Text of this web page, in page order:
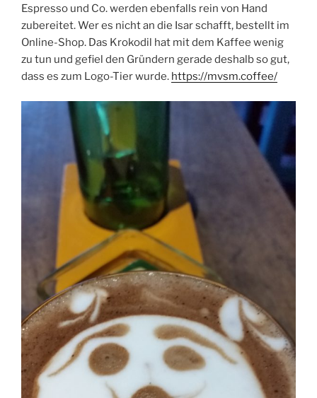
Espresso und Co. werden ebenfalls rein von Hand
zubereitet. Wer es nicht an die Isar schafft, bestellt im
Online-Shop. Das Krokodil hat mit dem Kaffee wenig
zu tun und gefiel den Gründern gerade deshalb so gut,
dass es zum Logo-Tier wurde. https://mvsm.coffee/